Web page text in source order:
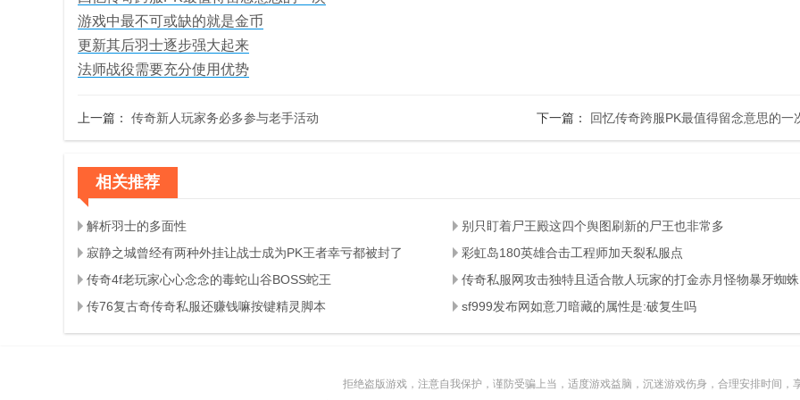
游戏中最不可或缺的就是金币
更新其后羽士逐步强大起来
法师战役需要充分使用优势
上一篇： 传奇新人玩家务必多参与老手活动 下一篇： 回忆传奇跨服PK最值得留念意思的一
相关推荐
解析羽士的多面性
别只盯着尸王殿这四个舆图刷新的尸王也非常多
寂静之城曾经有两种外挂让战士成为PK王者幸亏都被封了
彩虹岛180英雄合击工程师加天裂私服点
传奇4f老玩家心心念念的毒蛇山谷BOSS蛇王
传奇私服网攻击独特且适合散人玩家的打金赤月怪物暴牙蜘蛛
传76复古奇传奇私服还赚钱嘛按键精灵脚本
sf999发布网如意刀暗藏的属性是:破复生吗
拒绝盗版游戏，注意自我保护，谨防受骗上当，适度游戏益脑，沉迷游戏伤身，合理安排时间，